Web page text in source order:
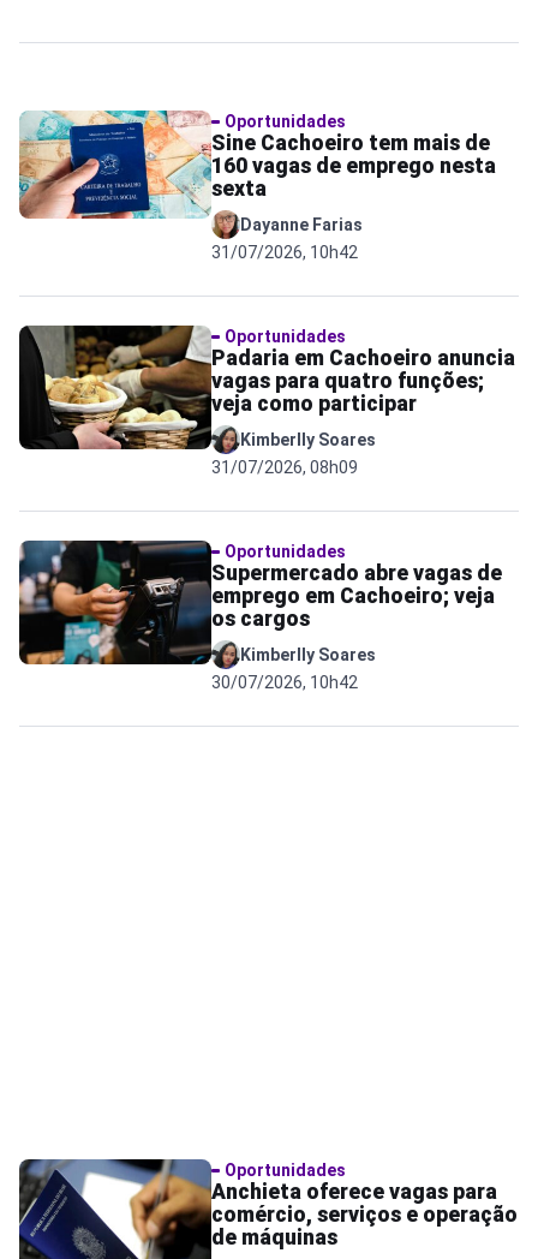
Oportunidades
Sine Cachoeiro tem mais de
160 vagas de emprego nesta
sexta
Dayanne Farias
31/07/2026, 10h42
Oportunidades
Padaria em Cachoeiro anuncia
vagas para quatro funções;
veja como participar
Kimberlly Soares
31/07/2026, 08h09
Oportunidades
Supermercado abre vagas de
emprego em Cachoeiro; veja
os cargos
Kimberlly Soares
30/07/2026, 10h42
Oportunidades
Anchieta oferece vagas para
comércio, serviços e operação
de máquinas